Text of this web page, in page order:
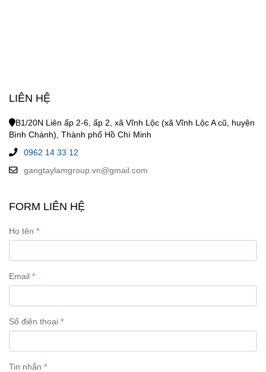
LIÊN HỆ
B1/20N Liên ấp 2-6, ấp 2, xã Vĩnh Lộc (xã Vĩnh Lộc A cũ, huyện
Bình Chánh), Thành phố Hồ Chí Minh
0962 14 33 12
gangtaylamgroup.vn@gmail.com
FORM LIÊN HỆ
Họ tên
Email
Số điện thoại
Tin nhắn